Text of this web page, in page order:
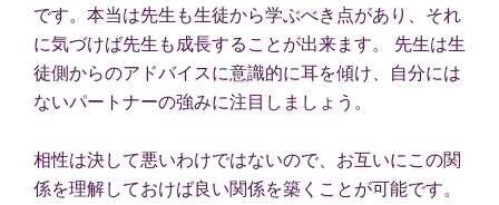
です。本当は先生も生徒から学ぶべき点があり、それ
に気づけば先生も成長することが出来ます。 先生は生
徒側からのアドバイスに意識的に耳を傾け、自分には
ないパートナーの強みに注目しましょう。
相性は決して悪いわけではないので、お互いにこの関
係を理解しておけば良い関係を築くことが可能です。